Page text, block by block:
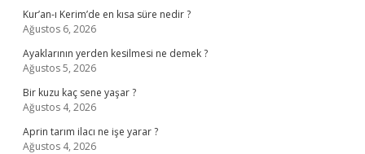
Kur’an-ı Kerim’de en kısa süre nedir ?
Ağustos 6, 2026
Ayaklarının yerden kesilmesi ne demek ?
Ağustos 5, 2026
Bir kuzu kaç sene yaşar ?
Ağustos 4, 2026
Aprin tarım ilacı ne işe yarar ?
Ağustos 4, 2026